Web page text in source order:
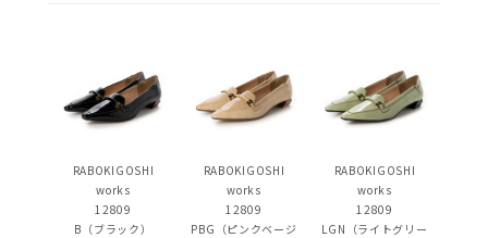
RABOKIGOSHI
works
12809
B（ブラック）
RABOKIGOSHI
works
12809
PBG（ピンクベージ
RABOKIGOSHI
works
12809
LGN（ライトグリー